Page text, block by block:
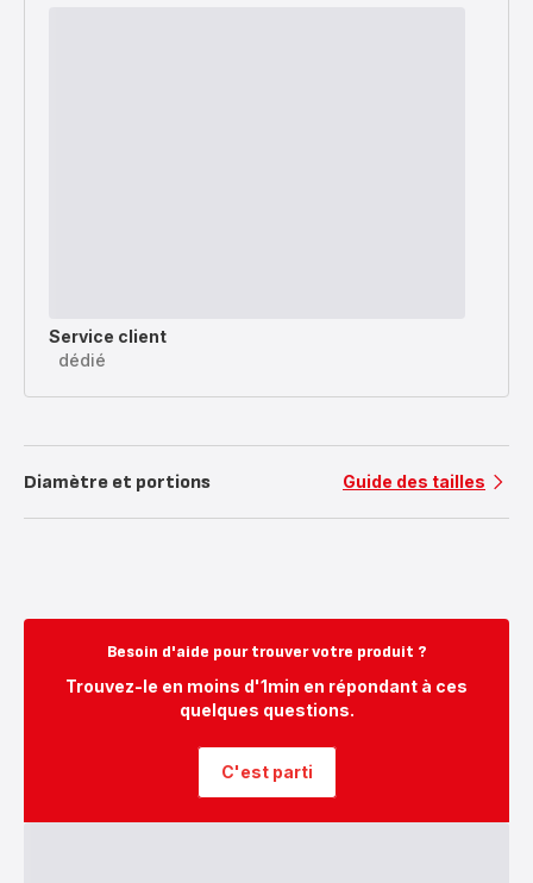
Service client
dédié
Diamètre et portions Guide des tailles
Besoin d'aide pour trouver votre produit ?
Trouvez-le en moins d'1min en répondant à ces
quelques questions.
C'est parti